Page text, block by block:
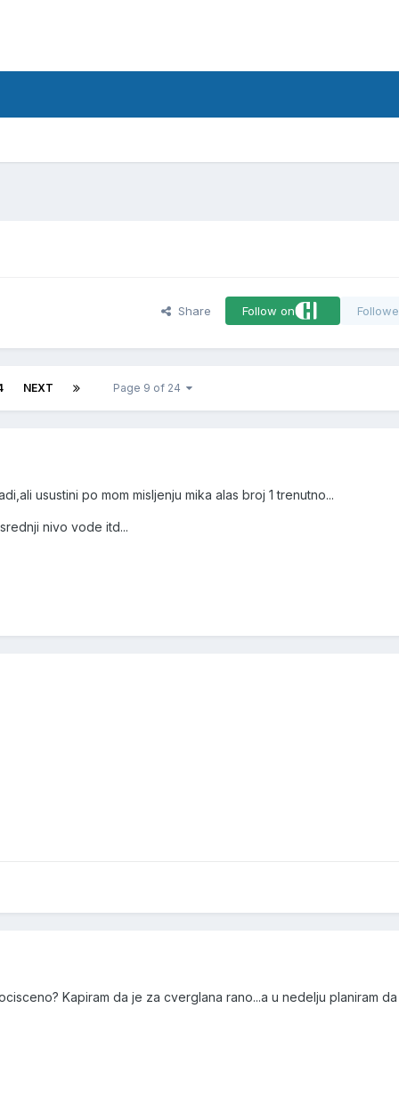
Share Follow on
NEXT Page 9 of 24
usustini po mom misljenju mika alas broj 1 trenutno...
nivo vode itd...
Kapiram da je za cverglana rano...a u nedelju planiram